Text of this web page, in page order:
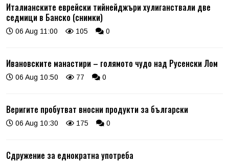
Италианските еврейски тийнейджъри хулиганствали две
седмици в Банско (снимки)
06 Aug 11:00 105 0
Ивановските манастири – голямото чудо над Русенски Лом
06 Aug 10:50 77 0
Веригите пробутват вносни продукти за български
06 Aug 10:30 175 0
Сдружение за еднократна употреба